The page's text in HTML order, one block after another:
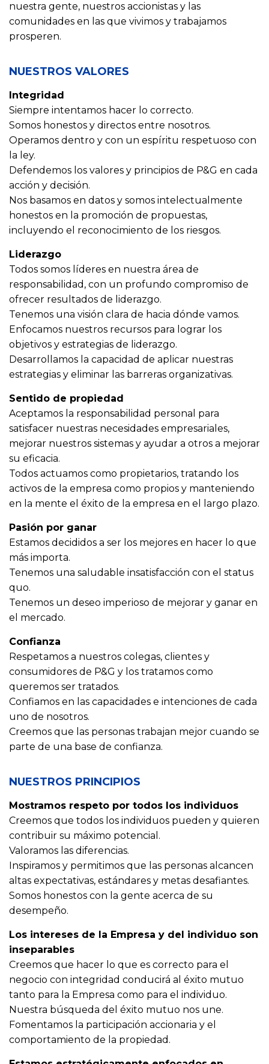
nuestra gente, nuestros accionistas y las
comunidades en las que vivimos y trabajamos
prosperen.
NUESTROS VALORES
Integridad
Siempre intentamos hacer lo correcto.
Somos honestos y directos entre nosotros.
Operamos dentro y con un espíritu respetuoso con
la ley.
Defendemos los valores y principios de P&G en cada
acción y decisión.
Nos basamos en datos y somos intelectualmente
honestos en la promoción de propuestas,
incluyendo el reconocimiento de los riesgos.
Liderazgo
Todos somos líderes en nuestra área de
responsabilidad, con un profundo compromiso de
ofrecer resultados de liderazgo.
Tenemos una visión clara de hacia dónde vamos.
Enfocamos nuestros recursos para lograr los
objetivos y estrategias de liderazgo.
Desarrollamos la capacidad de aplicar nuestras
estrategias y eliminar las barreras organizativas.
Sentido de propiedad
Aceptamos la responsabilidad personal para
satisfacer nuestras necesidades empresariales,
mejorar nuestros sistemas y ayudar a otros a mejorar
su eficacia.
Todos actuamos como propietarios, tratando los
activos de la empresa como propios y manteniendo
en la mente el éxito de la empresa en el largo plazo.
Pasión por ganar
Estamos decididos a ser los mejores en hacer lo que
más importa.
Tenemos una saludable insatisfacción con el status
quo.
Tenemos un deseo imperioso de mejorar y ganar en
el mercado.
Confianza
Respetamos a nuestros colegas, clientes y
consumidores de P&G y los tratamos como
queremos ser tratados.
Confiamos en las capacidades e intenciones de cada
uno de nosotros.
Creemos que las personas trabajan mejor cuando se
parte de una base de confianza.
NUESTROS PRINCIPIOS
Mostramos respeto por todos los individuos
Creemos que todos los individuos pueden y quieren
contribuir su máximo potencial.
Valoramos las diferencias.
Inspiramos y permitimos que las personas alcancen
altas expectativas, estándares y metas desafiantes.
Somos honestos con la gente acerca de su
desempeño.
Los intereses de la Empresa y del individuo son
inseparables
Creemos que hacer lo que es correcto para el
negocio con integridad conducirá al éxito mutuo
tanto para la Empresa como para el individuo.
Nuestra búsqueda del éxito mutuo nos une.
Fomentamos la participación accionaria y el
comportamiento de la propiedad.